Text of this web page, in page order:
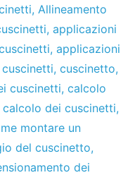
, Allineamento
, applicazioni
, applicazioni
, cuscinetto,
cuscinetti, calcolo
calcolo dei cuscinetti,
montare un
del cuscinetto,
dei